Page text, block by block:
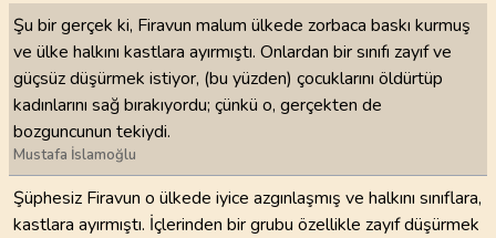
Şu bir gerçek ki, Firavun malum ülkede zorbaca baskı kurmuş
ve ülke halkını kastlara ayırmıştı. Onlardan bir sınıfı zayıf ve
güçsüz düşürmek istiyor, (bu yüzden) çocuklarını öldürtüp
kadınlarını sağ bırakıyordu; çünkü o, gerçekten de
bozguncunun tekiydi.
Mustafa İslamoğlu
Şüphesiz Firavun o ülkede iyice azgınlaşmış ve halkını sınıflara,
kastlara ayırmıştı. İçlerinden bir grubu özellikle zayıf düşürmek